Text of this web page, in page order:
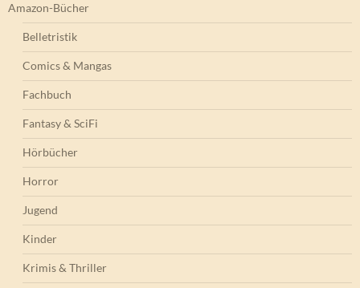
Amazon-Bücher
Belletristik
Comics & Mangas
Fachbuch
Fantasy & SciFi
Hörbücher
Horror
Jugend
Kinder
Krimis & Thriller